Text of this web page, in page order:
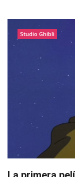
Studio Ghibli